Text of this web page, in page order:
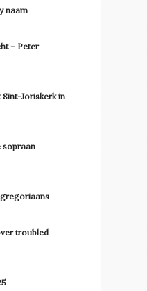
naam
– Peter
Joriskerk in
sopraan
troubled